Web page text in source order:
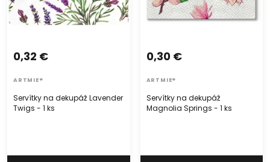
Servítky na dekupáž Lavender
Twigs - 1 ks
0,32 €
ARTMIE®
Servítky na dekupáž
Magnolia Springs - 1 ks
0,30 €
ARTMIE®